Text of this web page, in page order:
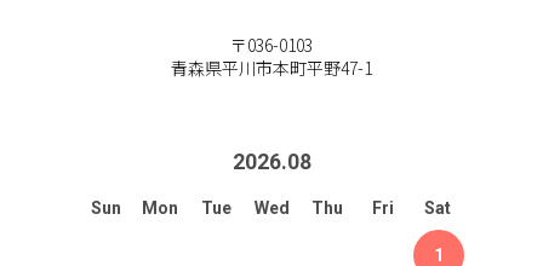
〒036-0103
青森県平川市本町平野47-1
2026.08
Sun Mon Tue Wed Thu Fri Sat
1